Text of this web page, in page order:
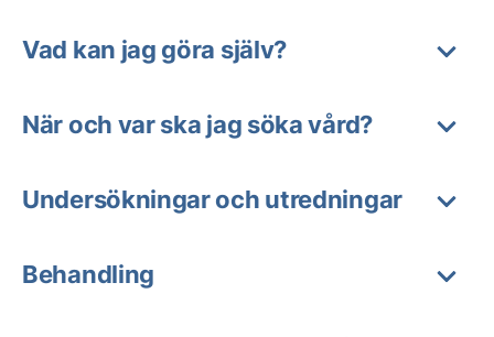
Vad kan jag göra själv?
När och var ska jag söka vård?
Undersökningar och utredningar
Behandling